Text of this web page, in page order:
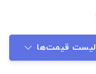
لیست قیمت‌ها